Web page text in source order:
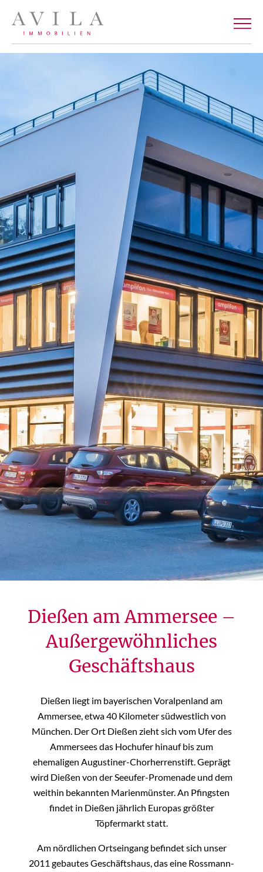
Dießen am Ammersee –
Außergewöhnliches
Geschäftshaus
Dießen liegt im bayerischen Voralpenland am
Ammersee, etwa 40 Kilometer südwestlich von
München. Der Ort Dießen zieht sich vom Ufer des
Ammersees das Hochufer hinauf bis zum
ehemaligen Augustiner-Chorherrenstift. Geprägt
wird Dießen von der Seeufer-Promenade und dem
weithin bekannten Marienmünster. An Pfingsten
findet in Dießen jährlich Europas größter
Töpfermarkt statt.
Am nördlichen Ortseingang befindet sich unser
2011 gebautes Geschäftshaus, das eine Rossmann-